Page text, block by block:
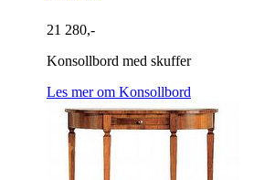
21 280,-
Konsollbord med skuffer
Les mer om Konsollbord